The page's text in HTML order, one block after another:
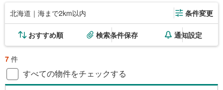
北海道｜海まで2km以内 条件変更
おすすめ順 検索条件保存 通知設定
7 件
すべての物件をチェックする